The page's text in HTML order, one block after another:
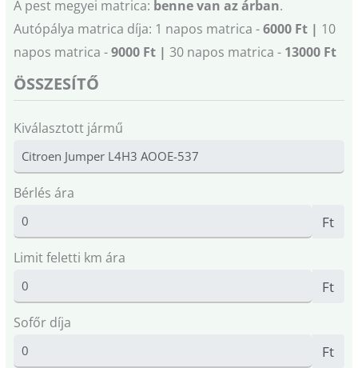
A pest megyei matrica: benne van az árban.
Autópálya matrica díja: 1 napos matrica -6000 Ft | 10
napos matrica -9000 Ft | 30 napos matrica - 13000 Ft
ÖSSZESÍTŐ
Kiválasztott jármű
Bérlés ára
Ft
Limit feletti km ára
Ft
Sofőr díja
Ft